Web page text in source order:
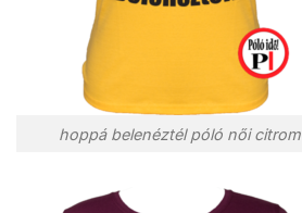
hoppá belenéztél póló női citrom